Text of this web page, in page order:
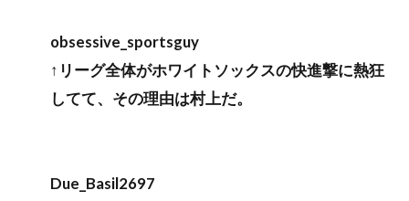
obsessive_sportsguy
↑リーグ全体がホワイトソックスの快進撃に熱狂
してて、その理由は村上だ。
Due_Basil2697